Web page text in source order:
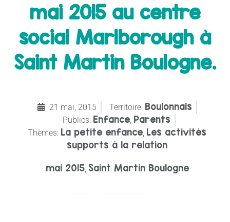
mai 2015 au centre
social Marlborough à
Saint Martin Boulogne.
21 mai, 2015 Territoire: Boulonnais
Publics: Enfance Parents
Thèmes: La petite enfance Les activités
supports à la relation
mai 2015, Saint Martin Boulogne